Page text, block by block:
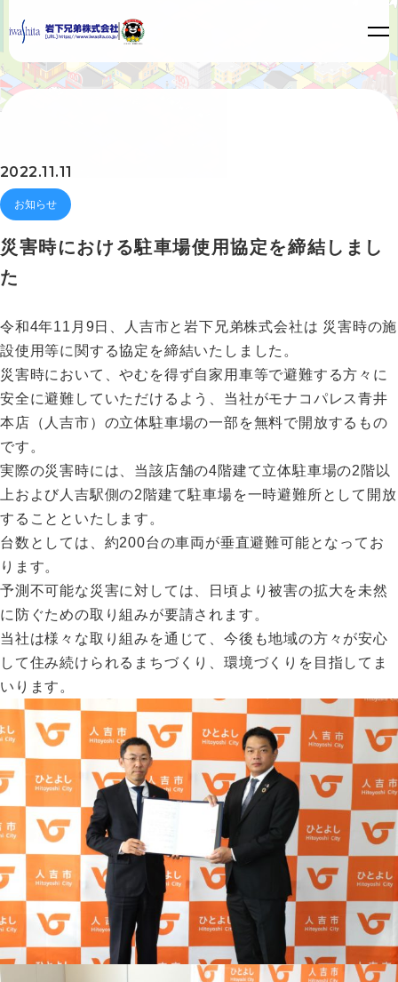
2022.11.11
お知らせ
災害時における駐車場使用協定を締結しまし
た
令和4年11月9日、人吉市と岩下兄弟株式会社は 災害時の施
設使用等に関する協定を締結いたしました。
災害時において、やむを得ず自家用車等で避難する方々に
安全に避難していただけるよう、当社がモナコパレス青井
本店（人吉市）の立体駐車場の一部を無料で開放するもの
です。
実際の災害時には、当該店舗の4階建て立体駐車場の2階以
上および人吉駅側の2階建て駐車場を一時避難所として開放
することといたします。
台数としては、約200台の車両が垂直避難可能となってお
ります。
予測不可能な災害に対しては、日頃より被害の拡大を未然
に防ぐための取り組みが要請されます。
当社は様々な取り組みを通じて、今後も地域の方々が安心
して住み続けられるまちづくり、環境づくりを目指してま
いります。